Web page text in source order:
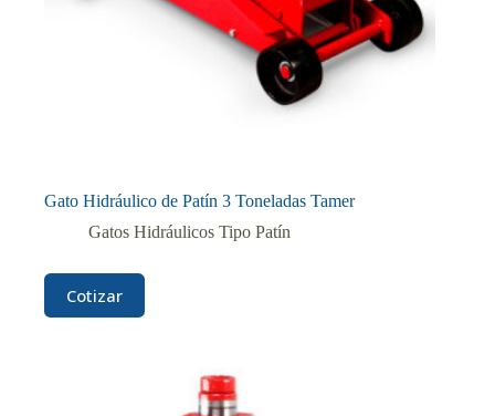
Gato Hidráulico de Patín 3 Toneladas Tamer
Gatos Hidráulicos Tipo Patín
Cotizar